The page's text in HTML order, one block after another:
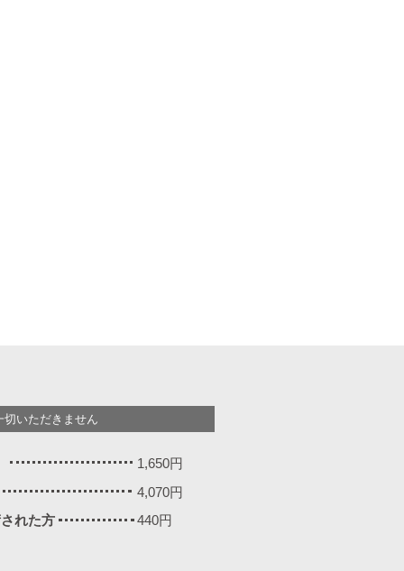
切いただきません
1,650円
4,070円
れた方
440円